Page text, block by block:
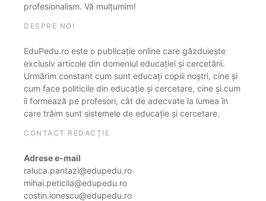
profesionalism. Vă mulțumim!
DESPRE NOI
EduPedu.ro este o publicație online care găzduiește
exclusiv articole din domeniul educației și cercetării.
Urmărim constant cum sunt educați copiii noștri, cine și
cum face politicile din educație și cercetare, cine și cum
îi formează pe profesori, cât de adecvate la lumea în
care trăim sunt sistemele de educație și cercetare.
CONTACT REDACȚIE
Adrese e-mail
raluca.pantazi@edupedu.ro
mihai.peticila@edupedu.ro
costin.ionescu@edupedu.ro